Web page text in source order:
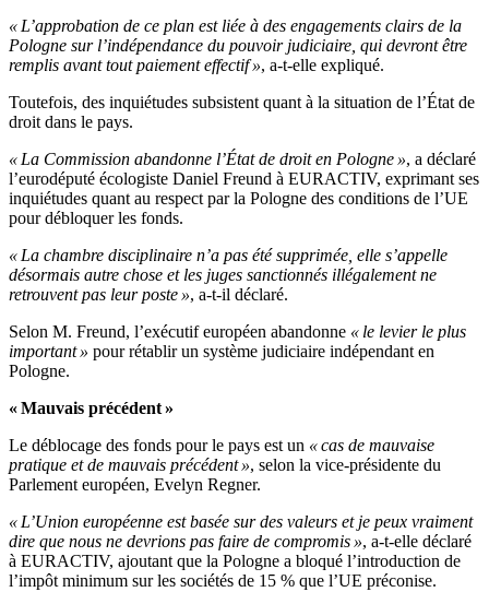
« L’approbation de ce plan est liée à des engagements clairs de la
Pologne sur l’indépendance du pouvoir judiciaire, qui devront être
remplis avant tout paiement effectif », a-t-elle expliqué.
Toutefois, des inquiétudes subsistent quant à la situation de l’État de
droit dans le pays.
« La Commission abandonne l’État de droit en Pologne », a déclaré
l’eurodéputé écologiste Daniel Freund à EURACTIV, exprimant ses
inquiétudes quant au respect par la Pologne des conditions de l’UE
pour débloquer les fonds.
« La chambre disciplinaire n’a pas été supprimée, elle s’appelle
désormais autre chose et les juges sanctionnés illégalement ne
retrouvent pas leur poste », a-t-il déclaré.
Selon M. Freund, l’exécutif européen abandonne « le levier le plus
important » pour rétablir un système judiciaire indépendant en
Pologne.
« Mauvais précédent »
Le déblocage des fonds pour le pays est un « cas de mauvaise
pratique et de mauvais précédent », selon la vice-présidente du
Parlement européen, Evelyn Regner.
« L’Union européenne est basée sur des valeurs et je peux vraiment
dire que nous ne devrions pas faire de compromis », a-t-elle déclaré
à EURACTIV, ajoutant que la Pologne a bloqué l’introduction de
l’impôt minimum sur les sociétés de 15 % que l’UE préconise.